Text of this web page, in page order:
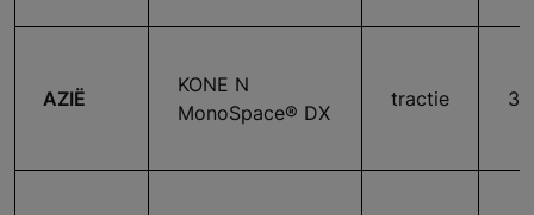
AZIË
KONE N
MonoSpace® DX
tractie